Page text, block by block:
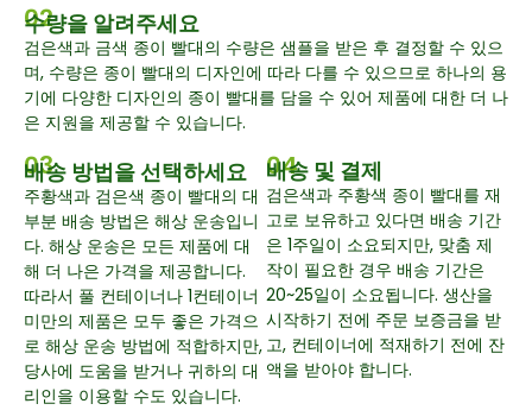
02
수량을 알려주세요
검은색과 금색 종이 빨대의 수량은 샘플을 받은 후 결정할 수 있으
며, 수량은 종이 빨대의 디자인에 따라 다를 수 있으므로 하나의 용
기에 다양한 디자인의 종이 빨대를 담을 수 있어 제품에 대한 더 나
은 지원을 제공할 수 있습니다.
03
배송 방법을 선택하세요
주황색과 검은색 종이 빨대의 대
부분 배송 방법은 해상 운송입니
다. 해상 운송은 모든 제품에 대
해 더 나은 가격을 제공합니다.
따라서 풀 컨테이너나 1컨테이너
미만의 제품은 모두 좋은 가격으
로 해상 운송 방법에 적합하지만,
당사에 도움을 받거나 귀하의 대
리인을 이용할 수도 있습니다.
04
배송 및 결제
검은색과 주황색 종이 빨대를 재
고로 보유하고 있다면 배송 기간
은 1주일이 소요되지만, 맞춤 제
작이 필요한 경우 배송 기간은
20~25일이 소요됩니다. 생산을
시작하기 전에 주문 보증금을 받
고, 컨테이너에 적재하기 전에 잔
액을 받아야 합니다.